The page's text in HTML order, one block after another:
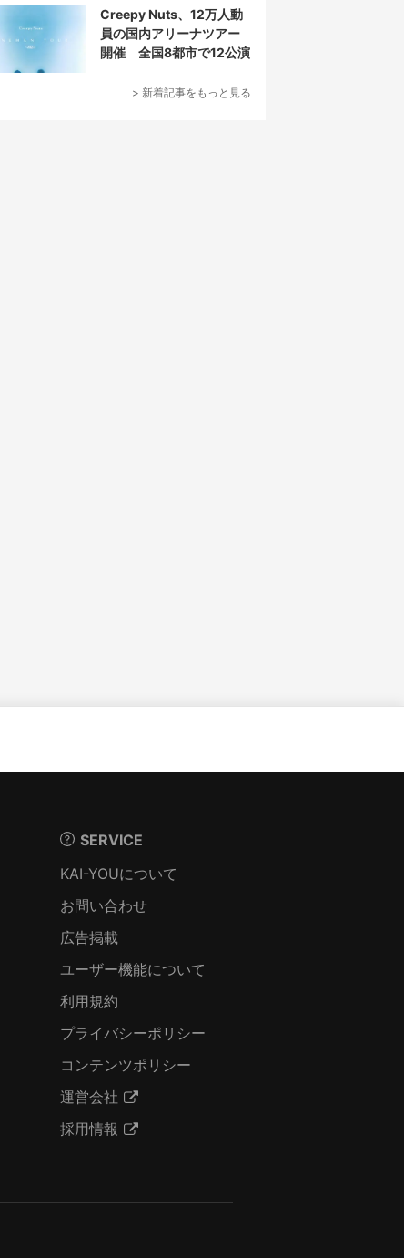
Creepy Nuts、12万人動
員の国内アリーナツアー
開催 全国8都市で12公演
> 新着記事をもっと見る
SERVICE
KAI-YOUについて
お問い合わせ
広告掲載
ユーザー機能について
利用規約
プライバシーポリシー
コンテンツポリシー
運営会社
採用情報